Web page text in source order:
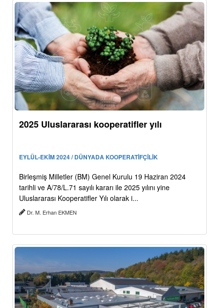
2025 Uluslararası kooperatifler yılı
EYLÜL-EKİM 2024 / DÜNYADA KOOPERATİFÇİLİK
Birleşmiş Milletler (BM) Genel Kurulu 19 Haziran 2024
tarihli ve A/78/L.71 sayılı kararı ile 2025 yılını yine
Uluslararası Kooperatifler Yılı olarak i...
Dr. M. Erhan EKMEN